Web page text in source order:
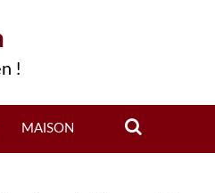
!
MAISON